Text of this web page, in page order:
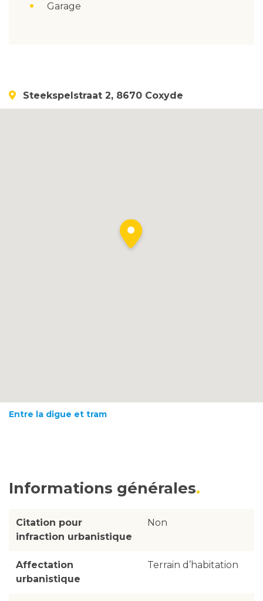
Garage
Steekspelstraat 2, 8670 Coxyde
Entre la digue et tram
Informations générales
Citation pour
infraction urbanistique
Non
Affectation
urbanistique
Terrain d’habitation